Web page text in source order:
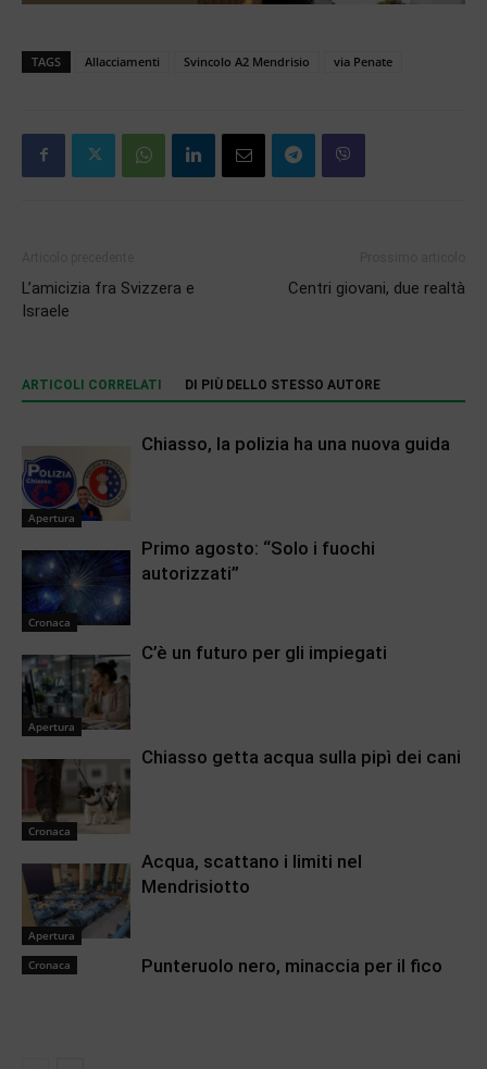
TAGS Allacciamenti Svincolo A2 Mendrisio via Penate
L’amicizia fra Svizzera e
Israele
Centri giovani, due realtà
ARTICOLI CORRELATI DI PIÙ DELLO STESSO AUTORE
Apertura
Chiasso, la polizia ha una nuova guida
Cronaca
Primo agosto: “Solo i fuochi
autorizzati”
Apertura
C’è un futuro per gli impiegati
Cronaca
Chiasso getta acqua sulla pipì dei cani
Apertura
Acqua, scattano i limiti nel
Mendrisiotto
Cronaca Punteruolo nero, minaccia per il fico